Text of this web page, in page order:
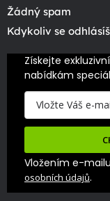
Žádný spam
Kdykoliv se odhlásíš
Získejte
nabídkám
Vložením e-
osobních údajů.